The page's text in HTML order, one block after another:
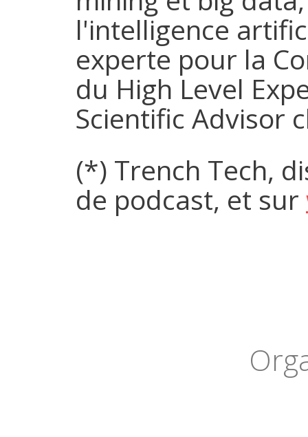
l'intelligence
experte pour la
du High Level
Scientific Advisor
(*) Trench Tech,
de podcast, et sur